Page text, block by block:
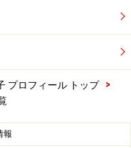
プロフィール トップ
>
報